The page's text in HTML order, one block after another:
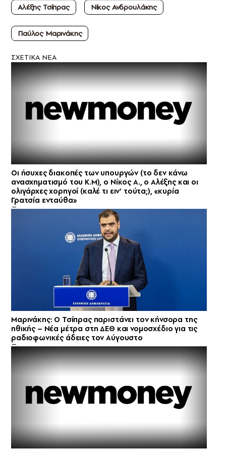
Αλέξης Τσίπρας
Νίκος Ανδρουλάκης
Παύλος Μαρινάκης
ΣXETIKA NEA
Οι ήσυχες διακοπές των υπουργών (το δεν κάνω
ανασχηματισμό του Κ.Μ), ο Νίκος Α., ο Αλέξης και οι
ολιγάρχες χορηγοί (καλέ τι ειν’ τούτα;), «κυρία
Γρατσία ενταύθα»
Μαρινάκης: Ο Τσίπρας παριστάνει τον κήνσορα της
ηθικής – Νέα μέτρα στη ΔΕΘ και νομοσχέδιο για τις
ραδιοφωνικές άδειες τον Αύγουστο